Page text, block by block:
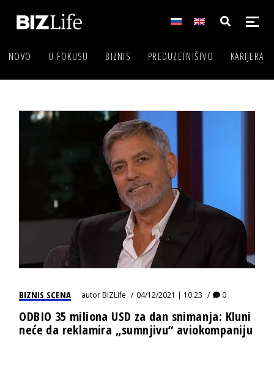
NOVO U FOKUSU BIZNIS PREDUZETNIŠTVO KARIJERA
BIZNIS SCENA autorBIZLife 04/12/2021 | 10:23 0
ODBIO 35 miliona USD za dan snimanja: Kluni
neće da reklamira „sumnjivu“ aviokompaniju